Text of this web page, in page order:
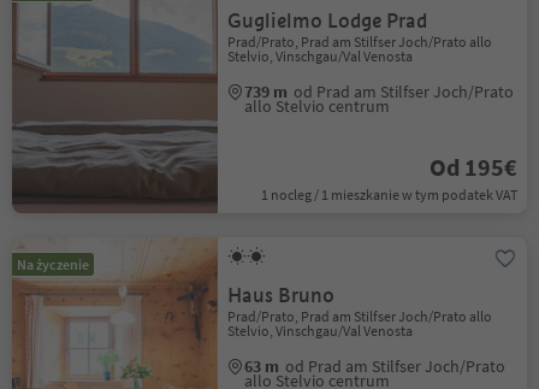
Guglielmo Lodge Prad
Prad/Prato, Prad am Stilfser Joch/Prato allo
Stelvio, Vinschgau/Val Venosta
739 m od Prad am Stilfser Joch/Prato
allo Stelvio centrum
Od 195€
1 nocleg / 1 mieszkanie w tym podatek VAT
Na życzenie
Haus Bruno
Prad/Prato, Prad am Stilfser Joch/Prato allo
Stelvio, Vinschgau/Val Venosta
63 m od Prad am Stilfser Joch/Prato
allo Stelvio centrum